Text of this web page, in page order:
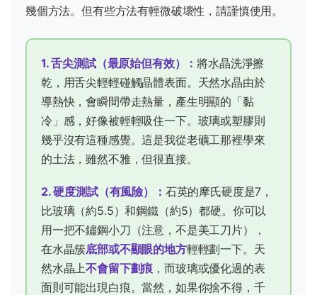
幾個方法。但有些方法有輕微破壞性，請謹慎使用。
1. 舌尖測試（最原始但有效）： 將水晶洗淨擦
乾，用舌尖輕輕碰觸晶體表面。天然水晶由於
導熱快，會瞬間帶走熱量，產生明顯的「黏
冷」感，好像被輕輕吸住一下。玻璃或塑膠則
幾乎沒有這種感覺。這是我從老礦工那裡學來
的土法，雖然不雅，但很直接。
2. 硬度測試（有風險）： 石英的摩氏硬度是7，
比玻璃（約5.5）和鋼鐵（約5）都硬。你可以
用一把不鏽鋼小刀（注意，不是美工刀片），
在水晶簇底部或不顯眼的地方輕輕劃一下。天
然水晶上不會留下劃痕 ，而玻璃或優化過的表
面則可能出現白痕。當然，如果你捨不得，千